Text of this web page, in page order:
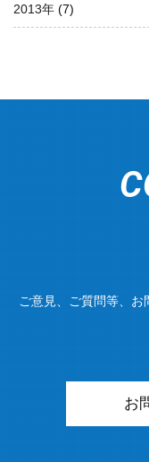
2013年 (7)
ご意見、ご質問等、
お